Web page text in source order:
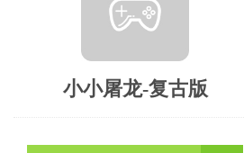
小小屠龙-复古版